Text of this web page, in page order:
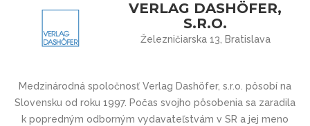
VERLAG DASHÖFER,
S.R.O.
Železničiarska 13, Bratislava
Medzinárodná spoločnosť Verlag Dashöfer, s.r.o. pôsobí na
Slovensku od roku 1997. Počas svojho pôsobenia sa zaradila
k popredným odborným vydavateľstvám v SR a jej meno